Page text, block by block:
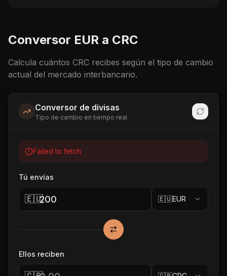
Conversor EUR a CRC
Calcula cuántos CRC recibes según el tipo de cambio
actual del mercado interbancario.
Conversor de divisas
Tipo de cambio en tiempo real
Failed to fetch
Tú envías
🇪🇺 🇪🇺EUR
Ellos reciben